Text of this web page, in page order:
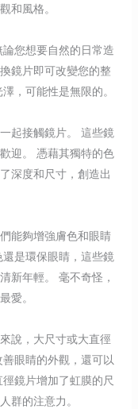
和風格。
您想要自然的日常造
鏡片即可改變您的整
，可能性是無限的。
起接觸鏡片。 這些鏡
迎。 憑藉其獨特的色
深度和尺寸，創造出
能夠增強膚色和眼睛
是環保眼睛，這些鏡
新年輕。 毫不奇怪，
愛。
說，大尺寸或大直徑
眼睛的外觀，還可以
鏡片增加了虹膜的尺
群的注意力。